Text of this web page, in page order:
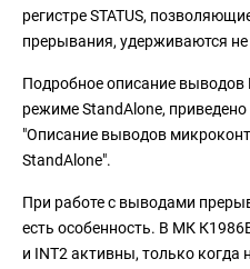
регистре STATUS,
прерывания, удерживаются не
Подробное описание
режиме StandAlone,
"Описание выводов
StandAlone".
При работе с выводами
есть особенность. В МК
и INT2 активны, только когда